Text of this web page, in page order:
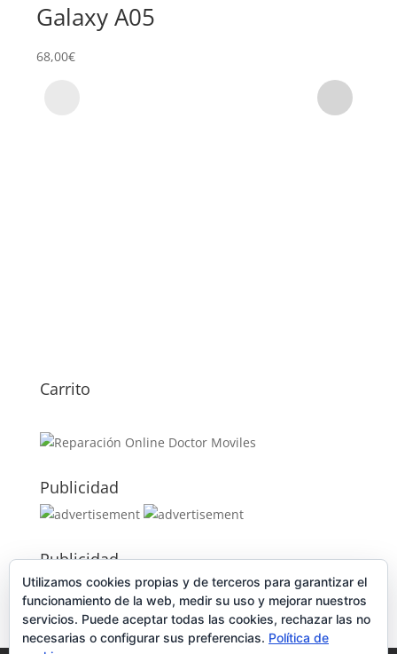
Galaxy A05
68,00€
Carrito
Publicidad
Publicidad
Utilizamos cookies propias y de terceros para garantizar el
funcionamiento de la web, medir su uso y mejorar nuestros
servicios. Puede aceptar todas las cookies, rechazar las no
necesarias o configurar sus preferencias. Política de